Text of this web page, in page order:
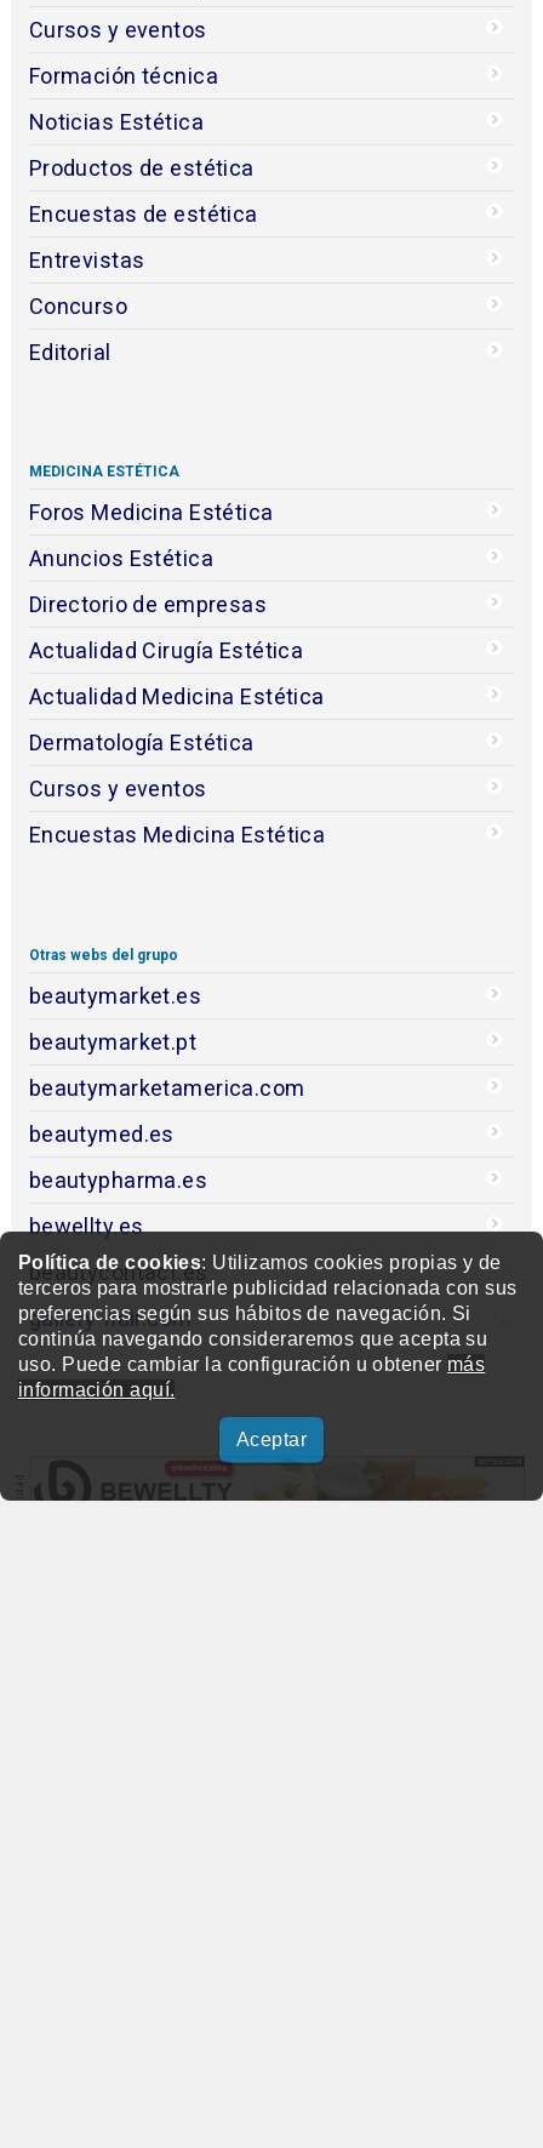
Política de cookies: Utilizamos cookies propias y de
terceros para mostrarle publicidad relacionada con sus
preferencias según sus hábitos de navegación. Si
continúa navegando consideraremos que acepta su
uso. Puede cambiar la configuración u obtener más
información aquí.
Aceptar
Cursos y eventos
Formación técnica
Noticias Estética
Productos de estética
Encuestas de estética
Entrevistas
Concurso
Editorial
MEDICINA ESTÉTICA
Foros Medicina Estética
Anuncios Estética
Directorio de empresas
Actualidad Cirugía Estética
Actualidad Medicina Estética
Dermatología Estética
Cursos y eventos
Encuestas Medicina Estética
Otras webs del grupo
beautymarket.es
beautymarket.pt
beautymarketamerica.com
beautymed.es
beautypharma.es
bewellty.es
beautycontact.es
gallery-hair.com